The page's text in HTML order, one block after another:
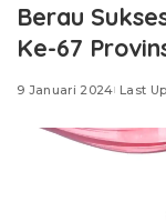
Berau
Ke-67
9 Januari 2024 Last